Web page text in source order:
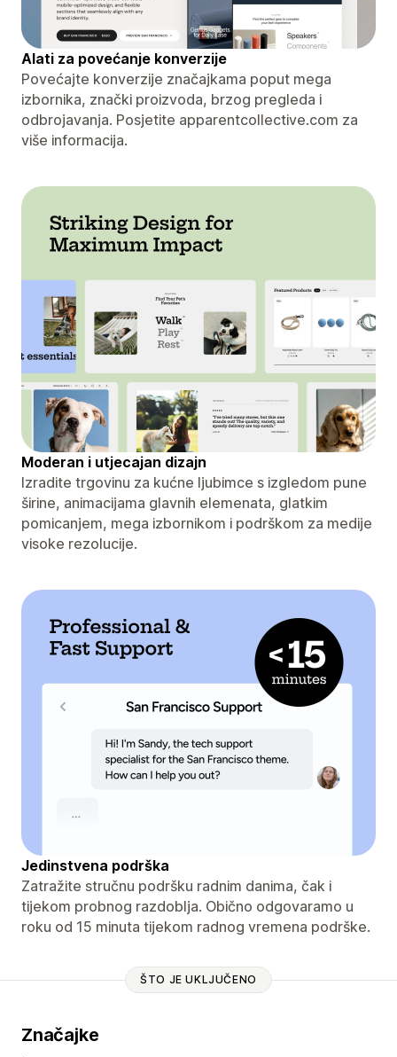
Alati za povećanje konverzije
Povećajte konverzije značajkama poput mega
izbornika, znački proizvoda, brzog pregleda i
odbrojavanja. Posjetite apparentcollective.com za
više informacija.
Moderan i utjecajan dizajn
Izradite trgovinu za kućne ljubimce s izgledom pune
širine, animacijama glavnih elemenata, glatkim
pomicanjem, mega izbornikom i podrškom za medije
visoke rezolucije.
Jedinstvena podrška
Zatražite stručnu podršku radnim danima, čak i
tijekom probnog razdoblja. Obično odgovaramo u
roku od 15 minuta tijekom radnog vremena podrške.
ŠTO JE UKLJUČENO
Značajke